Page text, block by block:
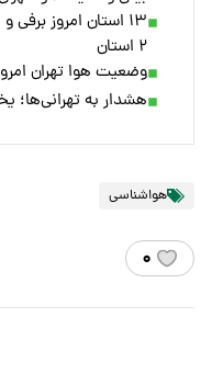
۱۳ استان امروز
۲ استان
وضعیت هوا تهران امروز
هشدار به تهرانی‌ها؛
هواشناسی
۰